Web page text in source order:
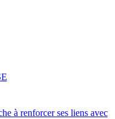
à renforcer ses liens avec